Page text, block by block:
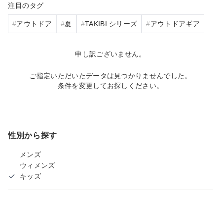
注目のタグ
アウトドア 夏 TAKIBI シリーズ アウトドアギア
申し訳ございません。
ご指定いただいたデータは見つかりませんでした。
条件を変更してお探しください。
性別から探す
メンズ
ウィメンズ
キッズ